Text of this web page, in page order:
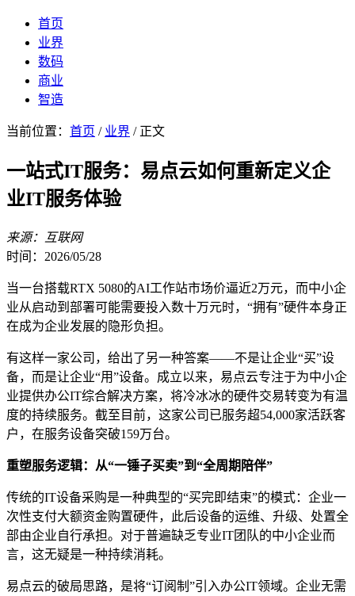
首页
业界
数码
商业
智造
当前位置： 首页 / 业界 / 正文
一站式IT服务：易点云如何重新定义企
业IT服务体验
来源：互联网
时间：2026/05/28
当一台搭载RTX 5080的AI工作站市场价逼近2万元，而中小企
业从启动到部署可能需要投入数十万元时，“拥有”硬件本身正
在成为企业发展的隐形负担。
有这样一家公司，给出了另一种答案——不是让企业“买”设
备，而是让企业“用”设备。成立以来，易点云专注于为中小企
业提供办公IT综合解决方案，将冷冰冰的硬件交易转变为有温
度的持续服务。截至目前，这家公司已服务超54,000家活跃客
户，在服务设备突破159万台。
重塑服务逻辑：从“一锤子买卖”到“全周期陪伴”
传统的IT设备采购是一种典型的“买完即结束”的模式：企业一
次性支付大额资金购置硬件，此后设备的运维、升级、处置全
部由企业自行承担。对于普遍缺乏专业IT团队的中小企业而
言，这无疑是一种持续消耗。
易点云的破局思路，是将“订阅制”引入办公IT领域。企业无需